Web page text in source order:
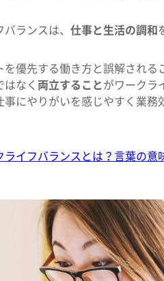
ランスは、 仕事と生活の調和
を優先する働き方と誤解され
なく 両立することがワークラ
事にやりがいを感じやすく業
ライフバランスとは？言葉の